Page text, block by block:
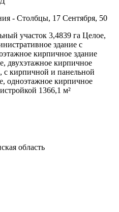
- Столбцы, 17 Сентября, 50
участок 3,4839 га Целое,
здание с
кирпичное здание
двухэтажное кирпичное
с кирпичной и панельной
одноэтажное кирпичное
1366,1 м²
область